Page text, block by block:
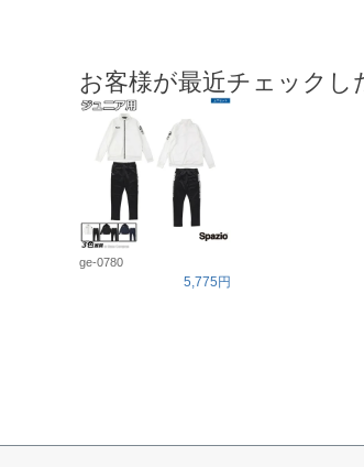
お客様が最近チェックし
ge-0780
5,775円